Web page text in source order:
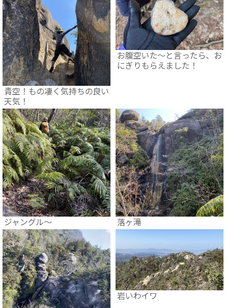
青空！もの凄く気持ちの良い
天気！
お腹空いた～と言ったら、お
にぎりもらえました！
ジャングル～ 落ヶ滝
岩いわイワ